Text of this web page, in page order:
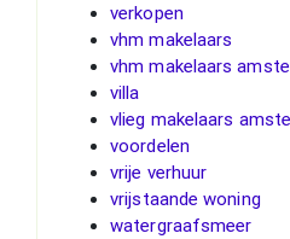
verkopen
vhm makelaars
vhm makelaars
villa
vlieg makelaars
voordelen
vrije verhuur
vrijstaande woning
watergraafsmeer